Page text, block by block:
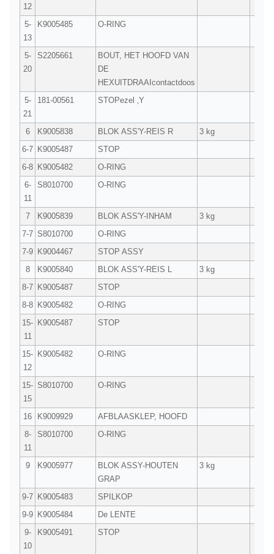
12
5-
13
K9005485 O-RING
5-
20
S2205661
BOUT, HET HOOFD VAN
DE
HEXUITDRAAIcontactdoos
5-
21
181-00561 STOPezel ‚Y
6 K9005838 BLOK ASS'Y-REIS R 3 kg
6-7 K9005487 STOP
6-8 K9005482 O-RING
6-
11
S8010700 O-RING
7 K9005839 BLOK ASS'Y-INHAM 3 kg
7-7 S8010700 O-RING
7-9 K9004467 STOP ASSY
8
K9005840 BLOK ASS'Y-REIS L 3 kg
8-7 K9005487 STOP
8-8 K9005482 O-RING
15-
11
K9005487 STOP
15-
12
K9005482 O-RING
15-
15
S8010700 O-RING
16 K9009929 AFBLAASKLEP, HOOFD
8-
11
S8010700 O-RING
9 K9005977
BLOK ASSY-HOUTEN
GRAP
3 kg
9-7 K9005483 SPILKOP
9-9 K9005484 De LENTE
9-
10
K9005491 STOP